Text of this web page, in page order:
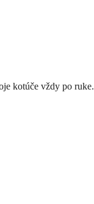
kotúče vždy po ruke.